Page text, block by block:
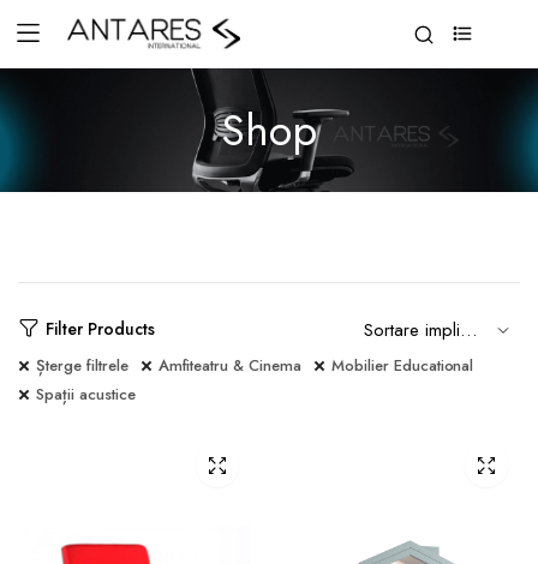
Shop
Filter Products
Șterge filtrele Amfiteatru & Cinema
Mobilier Educational
Spații acustice